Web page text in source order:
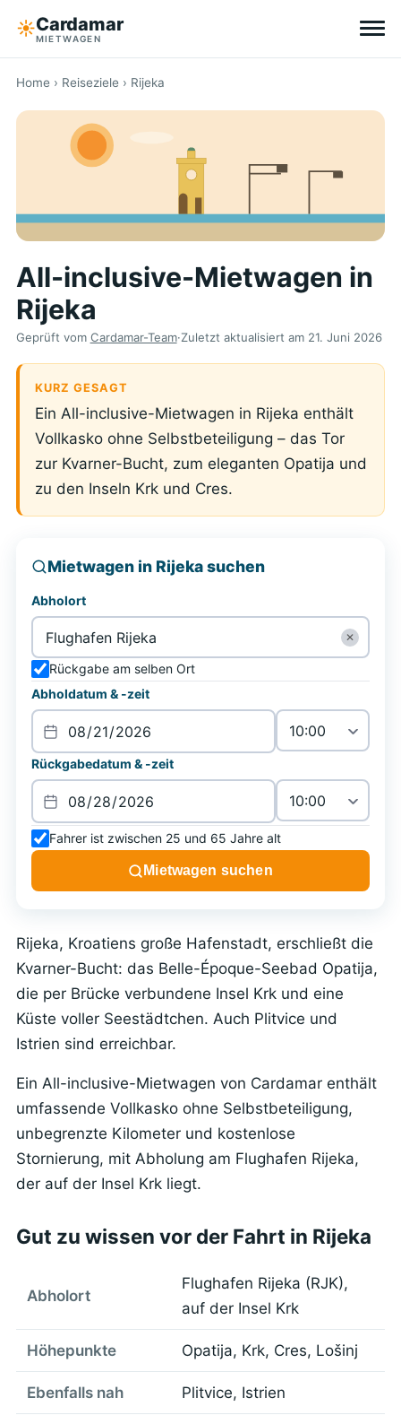
☀︎Cardamar
MIETWAGEN
Reiseziele
All-inclusive
Tipps
Über Cardamar
DE
Home › Reiseziele › Rijeka
All-inclusive-Mietwagen in
Rijeka
Geprüft vom Cardamar-Team·Zuletzt aktualisiert am 21. Juni 2026
KURZ GESAGT
Ein All-inclusive-Mietwagen in Rijeka enthält
Vollkasko ohne Selbstbeteiligung – das Tor
zur Kvarner-Bucht, zum eleganten Opatija und
zu den Inseln Krk und Cres.
Rijeka, Kroatiens große Hafenstadt, erschließt die
Kvarner-Bucht: das Belle-Époque-Seebad Opatija,
die per Brücke verbundene Insel Krk und eine
Küste voller Seestädtchen. Auch Plitvice und
Istrien sind erreichbar.
Ein All-inclusive-Mietwagen von Cardamar enthält
umfassende Vollkasko ohne Selbstbeteiligung,
unbegrenzte Kilometer und kostenlose
Stornierung, mit Abholung am Flughafen Rijeka,
der auf der Insel Krk liegt.
Gut zu wissen vor der Fahrt in Rijeka
Abholort
Flughafen Rijeka (RJK),
auf der Insel Krk
Höhepunkte Opatija, Krk, Cres, Lošinj
Ebenfalls nah Plitvice, Istrien
Mietwagen in Rijeka suchen
Abholort
✕
Rückgabe am selben Ort
Abholdatum & -zeit
Rückgabedatum & -zeit
Fahrer ist zwischen 25 und 65 Jahre alt
Mietwagen suchen